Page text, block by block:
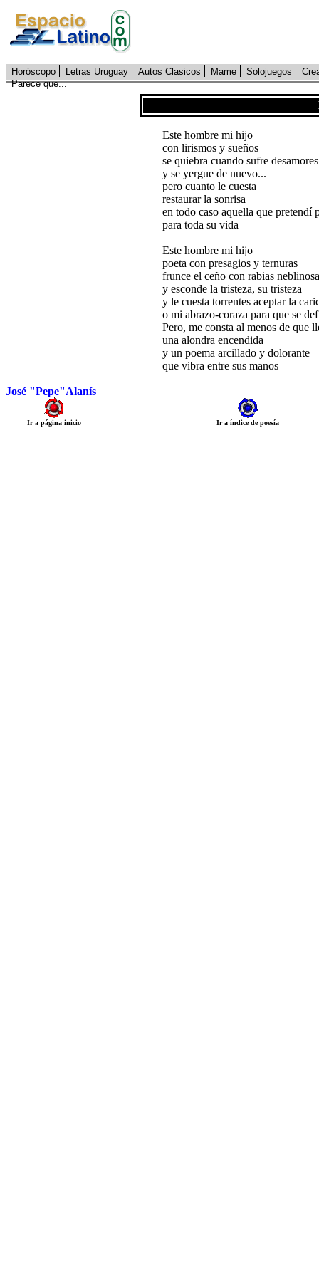
Horóscopo Letras Uruguay Autos Clasicos Mame Solojuegos
Parece que...
Este hombre mi hijo
con lirismos y sueños
se quiebra cuando sufre desamores
y se yergue de nuevo...
pero cuanto le cuesta
restaurar la sonrisa
en todo caso aquella que pretendí
para toda su vida
Este hombre mi hijo
poeta con presagios y ternuras
frunce el ceño con rabias
y esconde la tristeza, su tristeza
y le cuesta torrentes aceptar la
o mi abrazo-coraza para que se
Pero, me consta al menos de que
una alondra encendida
y un poema arcillado y dolorante
que vibra entre sus manos
José "Pepe"Alanís
Ir a página inicio Ir a índice de poesía